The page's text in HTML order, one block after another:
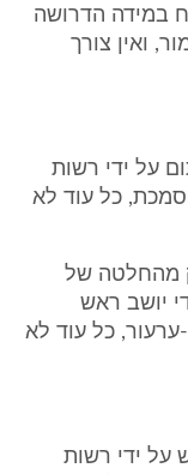
במידה הדרושה
ואין צורך
על ידי רשות
כל עוד לא
מהחלטה של
יושב ראש
כל עוד לא
על ידי רשות